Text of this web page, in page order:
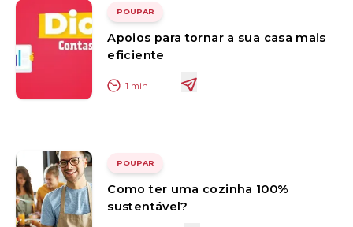
POUPAR
Apoios para tornar a sua casa mais
eficiente
1 min
POUPAR
Como ter uma cozinha 100%
sustentável?